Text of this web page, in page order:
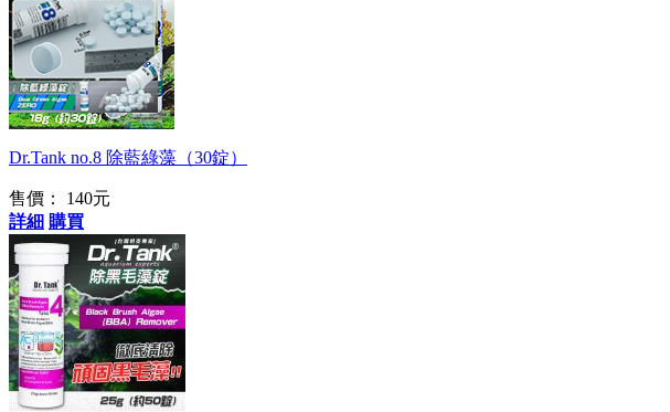
一錠搞定!
Dr.Tank no.8 除藍綠藻（30錠）
售價：
140元
詳細 購買